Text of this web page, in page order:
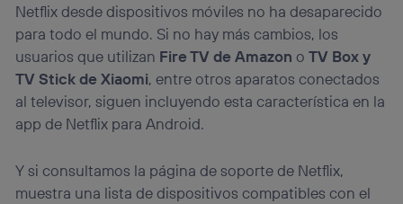
Netflix desde dispositivos móviles no ha desaparecido
para todo el mundo. Si no hay más cambios, los
usuarios que utilizan Fire TV de Amazon oTV Box y
TV Stick de Xiaomi, entre otros aparatos conectados
al televisor, siguen incluyendo esta característica en la
app de Netflix para Android.
Y si consultamos la página de soporte de Netflix,
muestra una lista de dispositivos compatibles con el